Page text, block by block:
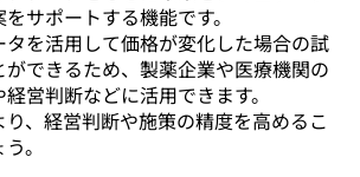
サポートする機能です。
を活用して価格が変化した場合の試
できるため、製薬企業や医療機関の
営判断などに活用できます。
、経営判断や施策の精度を高めるこ
。